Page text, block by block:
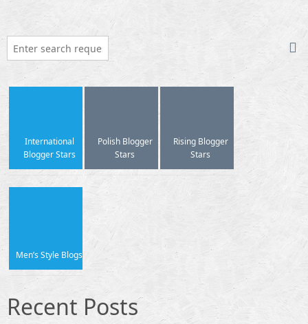
International
Blogger Stars
Polish Blogger
Stars
Rising Blogger
Stars
Men’s Style Blogs
Recent Posts